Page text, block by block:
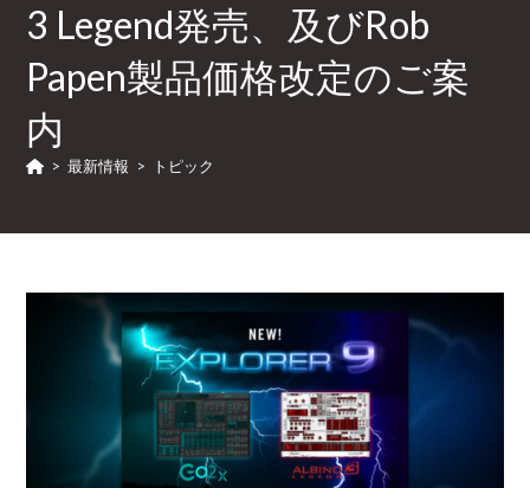
3 Legend発売、及びRob
Papen製品価格改定のご案
内
> 最新情報 > トピック